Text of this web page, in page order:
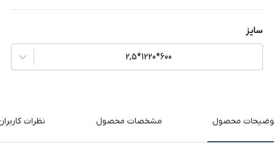
سایز
600*1220*2,5
محصول مشخصات محصول نظرات